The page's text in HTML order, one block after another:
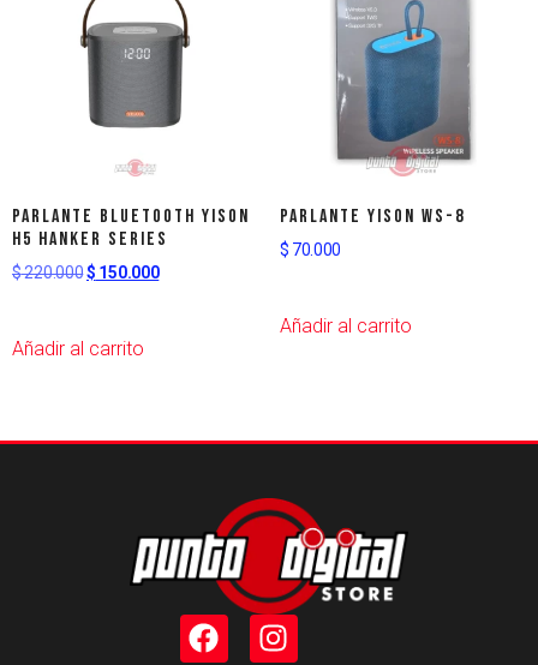
Parlante Bluetooth Yison
H5 Hanker Series
$220.000$ 150.000
Añadir al carrito
Parlante yison ws-8
$ 70.000
Añadir al carrito